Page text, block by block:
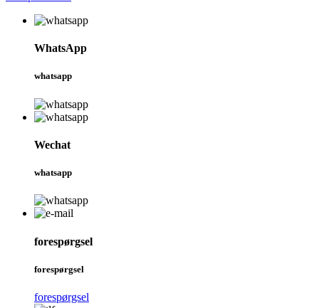
WhatsApp
whatsapp
Wechat
whatsapp
forespørgsel
forespørgsel
forespørgsel